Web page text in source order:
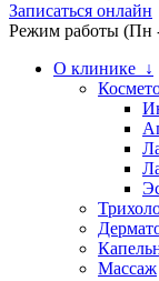
Записаться онлайн
Режим работы (Пн
О клинике ↓
Массаж